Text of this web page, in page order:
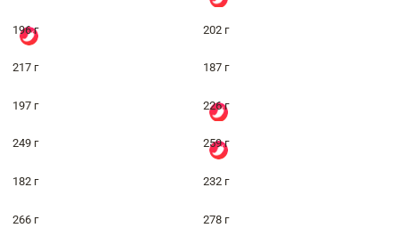
196 г 202 г
217 г 187 г
197 г 226 г
249 г 259 г
182 г 232 г
266 г 278 г